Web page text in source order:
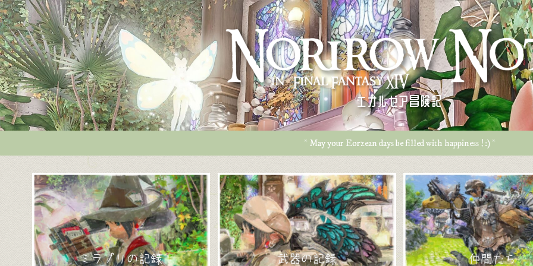
エオルゼア冒険記
* May your Eorzean days be filled with happiness ! :) *
ミラプリの記録 武器の記録 仲間たち